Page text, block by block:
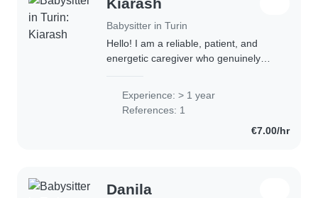
Kiarash
Babysitter in Turin
Hello! I am a reliable, patient, and
energetic caregiver who genuinely
always stepped up to care for the
Experience: > 1 year
References: 1
€7.00/hr
Danila